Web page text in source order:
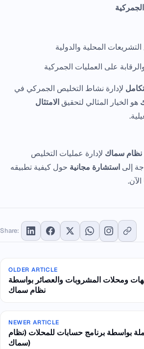
المحلية والدولية
على العمليات الجمركية
لإدارة نشاط التخليص الجمركي في
هو الخيار المثالي لتحقيق الامتثال
نظام سماك لإدارة عمليات التخليص
إلى استشارة مجانية حول كيفية تطبيقه
Share:
OLDER ARTICLE
ومحلات المشروبات والعصائر بواسطة
نظام سماك
NEWER ARTICLE
بواسطة برنامج حسابات للمحلات (نظام
سماك)